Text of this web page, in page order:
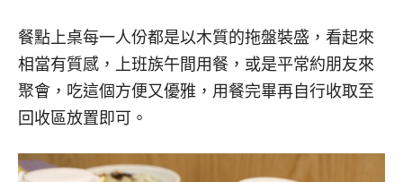
餐點上桌每一人份都是以木質的拖盤裝盛，看起來
相當有質感，上班族午間用餐，或是平常約朋友來
聚會，吃這個方便又優雅，用餐完畢再自行收取至
回收區放置即可。